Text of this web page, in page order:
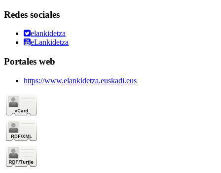
Redes sociales
elankidetza
eLankidetza
Portales web
https://www.elankidetza.euskadi.eus